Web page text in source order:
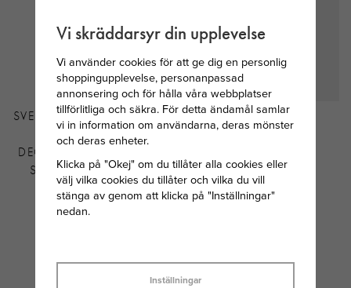
SVEDBOM MÅNADSSTEN
HJÄRTA
DECEMBER/TURKOSBLÅ
STEN 34 CM SILVER
295 KR
SKULTUNA LÄDER
ARMBAND 6MM -
1 000 KR
Vi skräddarsyr din upplevelse
Vi använder cookies för att ge dig en personlig
shoppingupplevelse, personanpassad
annonsering och för hålla våra webbplatser
tillförlitliga och säkra. För detta ändamål samlar
vi in information om användarna, deras mönster
och deras enheter.
Klicka på "Okej" om du tillåter alla cookies eller
välj vilka cookies du tillåter och vilka du vill
stänga av genom att klicka på "Inställningar"
nedan.
Inställningar